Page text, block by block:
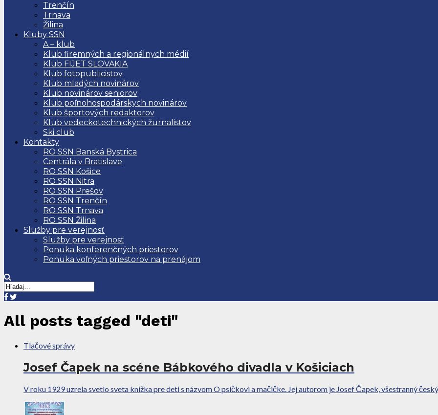
Trenčín
Trnava
Žilina
Kluby SSN
A – klub
Klub firemných a regionálnych médií
Klub FIJET SLOVAKIA
Klub fotopublicistov
Klub mladých novinárov
Klub novinárov seniorov
Klub poľnohospodárskych novinárov
Klub športových redaktorov
Klub vedeckotechnických žurnalistov
Ski club
Kontakty
RO SSN Banská Bystrica
Centrála v Bratislave
RO SSN Košice
RO SSN Nitra
RO SSN Prešov
RO SSN Trenčín
RO SSN Trnava
RO SSN Žilina
Služby pre verejnosť
Služby pre verejnosť
Ponuka konferenčných priestorov
Ponuka voľných priestorov na prenájom
All posts tagged "deti"
Tlačové správy
Josef Čapek na scéne Bábkového divadla v Košiciach
V roku 1929 uzrela svetlo sveta knižka pre deti s názvom O psíčkovi a mačičke. Jej autorom je Josef Čapek, všestranný český